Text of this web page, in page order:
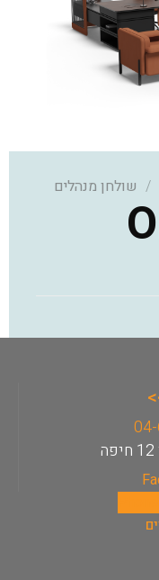
/ שולחן מנהלים